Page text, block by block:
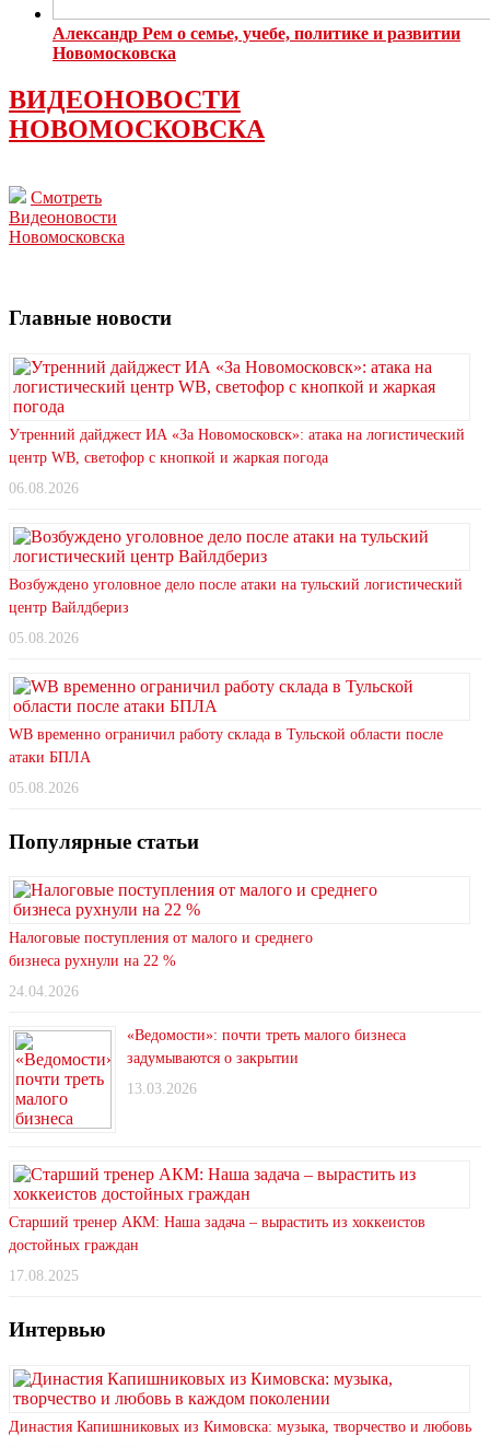
Александр Рем о семье, учебе, политике и развитии
Новомосковска
ВИДЕОНОВОСТИ
НОВОМОСКОВСКА
Смотреть
Видеоновости
Новомосковска
Главные новости
Утренний дайджест ИА «За Новомосковск»: атака на логистический
центр WB, светофор с кнопкой и жаркая погода
06.08.2026
Возбуждено уголовное дело после атаки на тульский логистический
центр Вайлдбериз
05.08.2026
WB временно ограничил работу склада в Тульской области после
атаки БПЛА
05.08.2026
Популярные статьи
Налоговые поступления от малого и среднего
бизнеса рухнули на 22 %
24.04.2026
«Ведомости»: почти треть малого бизнеса
задумываются о закрытии
13.03.2026
Старший тренер АКМ: Наша задача – вырастить из хоккеистов
достойных граждан
17.08.2025
Интервью
Династия Капишниковых из Кимовска: музыка, творчество и любовь